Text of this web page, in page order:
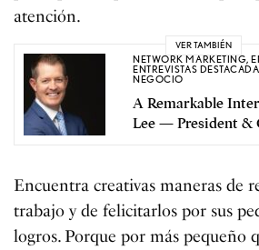
atención.
VER TAMBIÉN
NETWORK MARKETING,
ENTREVISTAS
NEGOCIO
A Remarkable
Lee — President &
Encuentra creativas maneras de
trabajo y de felicitarlos por sus
logros. Porque por más pequeño